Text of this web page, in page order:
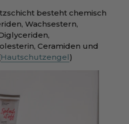
besteht chemisch
Wachsestern,
Ceramiden und
Hautschutzengel)